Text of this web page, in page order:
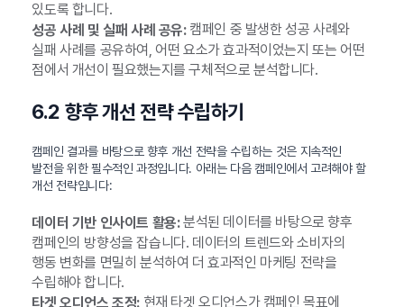
있도록 합니다.
성공 사례 및 실패 사례 공유:캠페인 중 발생한 성공 사례와
실패 사례를 공유하여, 어떤 요소가 효과적이었는지 또는 어떤
점에서 개선이 필요했는지를 구체적으로 분석합니다.
6.2 향후 개선 전략 수립하기
캠페인 결과를 바탕으로 향후 개선 전략을 수립하는 것은 지속적인
발전을 위한 필수적인 과정입니다. 아래는 다음 캠페인에서 고려해야 할
개선 전략입니다:
데이터 기반 인사이트 활용:분석된 데이터를 바탕으로 향후
캠페인의 방향성을 잡습니다. 데이터의 트렌드와 소비자의
행동 변화를 면밀히 분석하여 더 효과적인 마케팅 전략을
수립해야 합니다.
타겟 오디언스 조정:현재 타겟 오디언스가 캠페인 목표에